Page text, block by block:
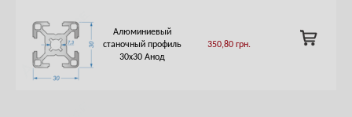
Алюминиевый
станочный профиль
30х30 Анод
350,80 грн.
ADD
TO